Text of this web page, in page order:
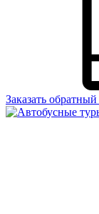
Заказать